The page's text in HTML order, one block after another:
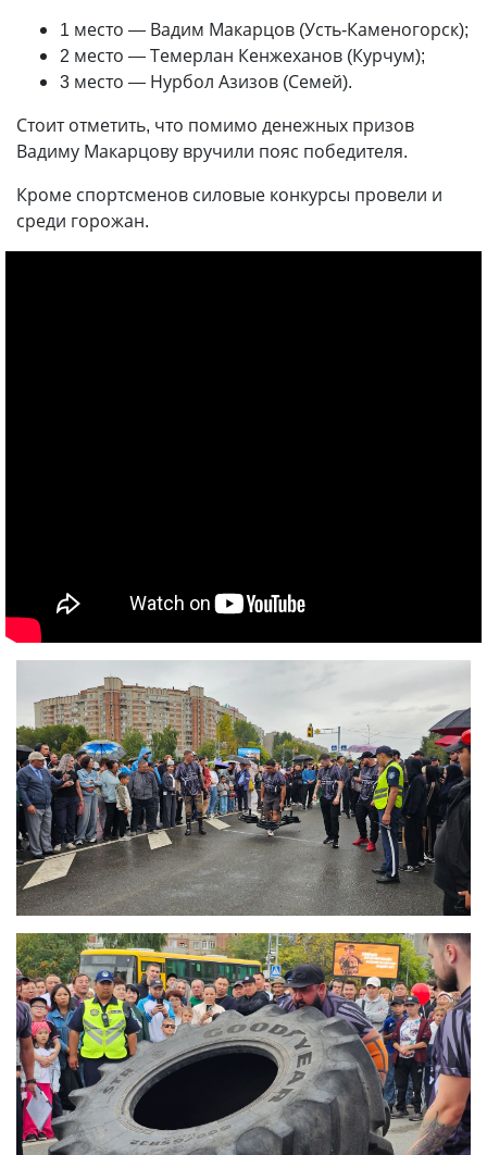
1 место — Вадим Макарцов (Усть-Каменогорск);
2 место — Темерлан Кенжеханов (Курчум);
3 место — Нурбол Азизов (Семей).
Стоит отметить, что помимо денежных призов
Вадиму Макарцову вручили пояс победителя.
Кроме спортсменов силовые конкурсы провели и
среди горожан.